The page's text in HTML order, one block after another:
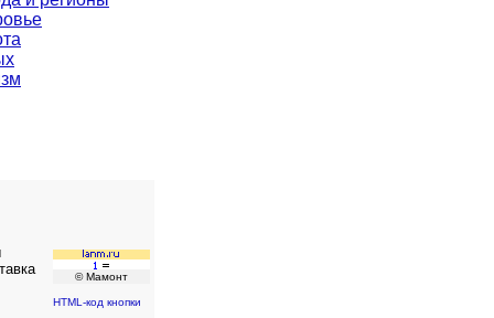
© Мамонт
HTML-код кнопки